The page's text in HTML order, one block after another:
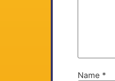
Name *